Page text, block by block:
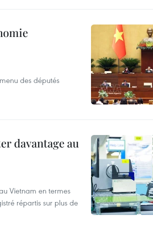
des députés
davantage au
Vietnam en termes
répartis sur plus de